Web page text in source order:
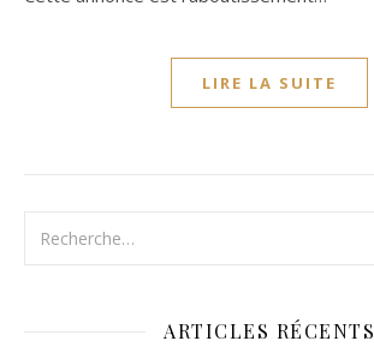
LIRE LA SUITE
ARTICLES RÉCENTS